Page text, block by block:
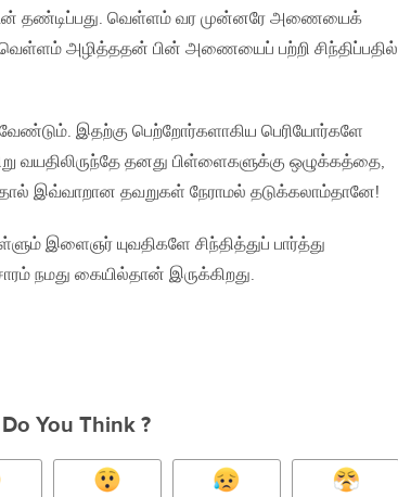
தண்டிப்பது. வெள்ளம் வர முன்னரே அணையைக்
வெள்ளம் அழித்ததன் பின் அணையைப் பற்றி சிந்திப்பதில்
இதற்கு பெற்றோர்களாகிய பெரியோர்களே
வயதிலிருந்தே தனது பிள்ளைகளுக்கு ஒழுக்கத்தை‚
இவ்வாறான தவறுகள் நேராமல் தடுக்கலாம்தானே!
இளைஞர் யுவதிகளே சிந்தித்துப் பார்த்து
நமது கையில்தான் இருக்கிறது.
You Think ?